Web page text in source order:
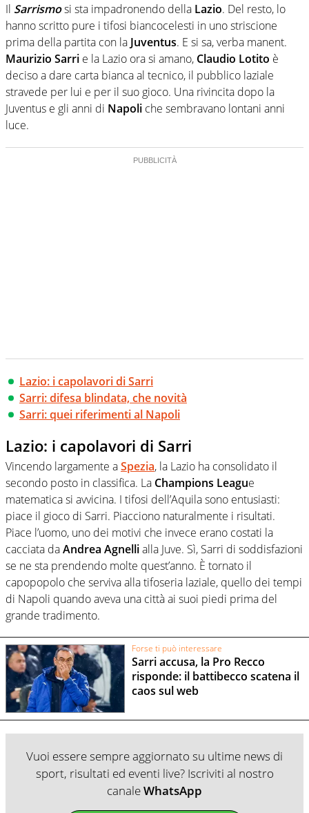
Il Sarrismosi sta impadronendo della Lazio. Del resto, lo
hanno scritto pure i tifosi biancocelesti in uno striscione
prima della partita con la Juventus. E si sa, verba manent.
Maurizio Sarri e la Lazio ora si amano, Claudio Lotito è
deciso a dare carta bianca al tecnico, il pubblico laziale
stravede per lui e per il suo gioco. Una rivincita dopo la
Juventus e gli anni di Napoli che sembravano lontani anni
luce.
Lazio: i capolavori di Sarri
Sarri: difesa blindata, che novità
Sarri: quei riferimenti al Napoli
Lazio: i capolavori di Sarri
Vincendo largamente aSpezia, la Lazio ha consolidato il
secondo posto in classifica. La Champions League
matematica si avvicina. I tifosi dell’Aquila sono entusiasti:
piace il gioco di Sarri. Piacciono naturalmente i risultati.
Piace l’uomo, uno dei motivi che invece erano costati la
cacciata daAndrea Agnellialla Juve. Sì, Sarri di soddisfazioni
se ne sta prendendo molte quest’anno. È tornato il
capopopolo che serviva alla tifoseria laziale, quello dei tempi
di Napoli quando aveva una città ai suoi piedi prima del
grande tradimento.
Forse ti può interessare
Sarri accusa, la Pro Recco
risponde: il battibecco scatena il
caos sul web
Vuoi essere sempre aggiornato su ultime news di
sport, risultati ed eventi live? Iscriviti al nostro
canaleWhatsApp